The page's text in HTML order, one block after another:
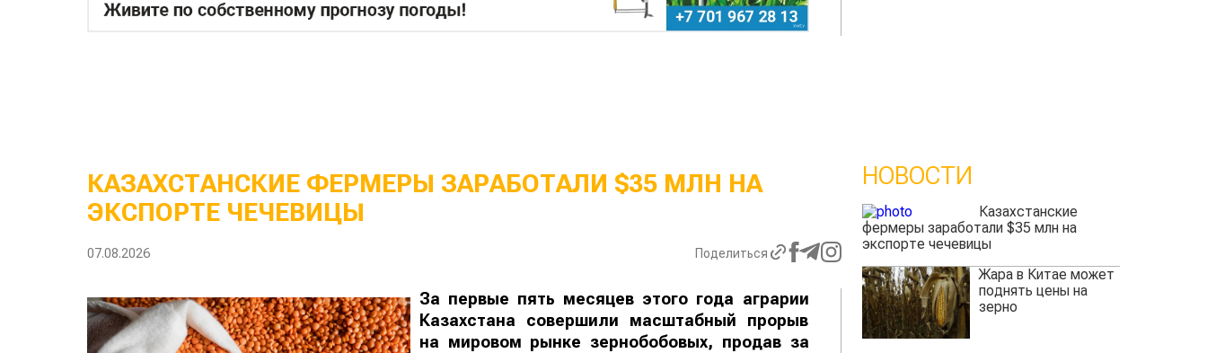
КАЗАХСТАНСКИЕ ФЕРМЕРЫ ЗАРАБОТАЛИ $35 МЛН НА
ЭКСПОРТЕ ЧЕЧЕВИЦЫ
07.08.2026 Поделиться
За первые пять месяцев этого года аграрии
Казахстана совершили масштабный прорыв
на мировом рынке зернобобовых, продав за
НОВОСТИ
Казахстанские
фермеры заработали $35 млн на
экспорте чечевицы
Жара в Китае может
поднять цены на
зерно